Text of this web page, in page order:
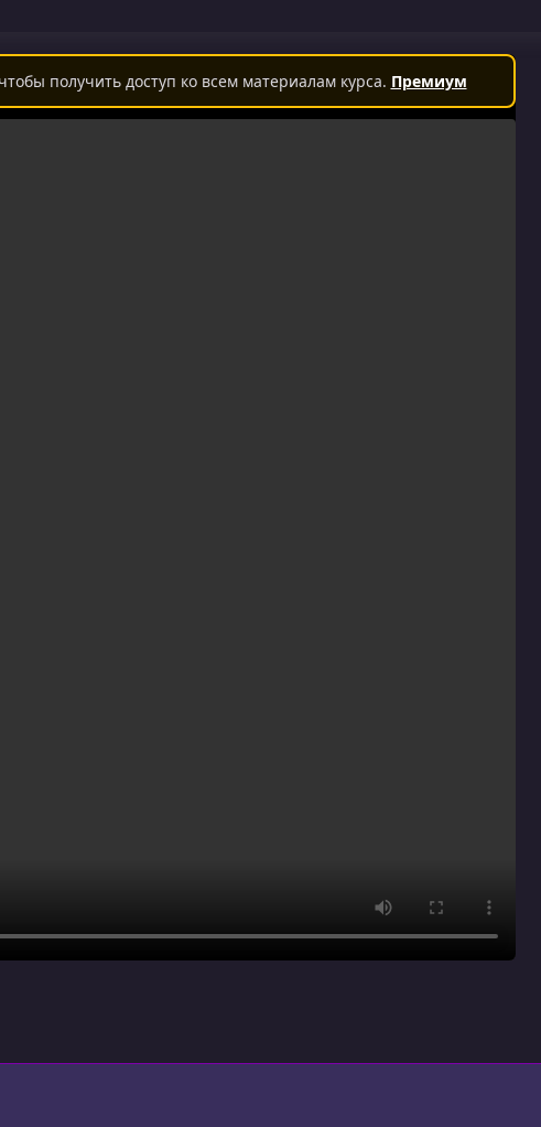
получить доступ ко всем материалам курса. Премиум